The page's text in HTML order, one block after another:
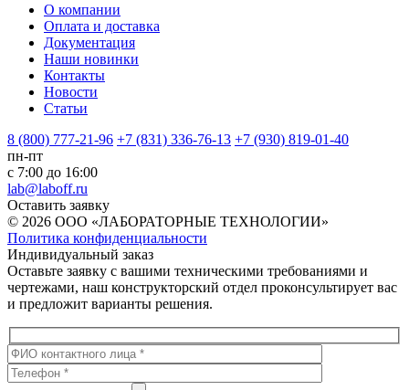
О компании
Оплата и доставка
Документация
Наши новинки
Контакты
Новости
Статьи
8 (800) 777-21-96 +7 (831) 336-76-13 +7 (930) 819-01-40
пн-пт
с 7:00 до 16:00
lab@laboff.ru
Оставить заявку
© 2026 ООО «ЛАБОРАТОРНЫЕ ТЕХНОЛОГИИ»
Политика конфиденциальности
Индивидуальный заказ
Оставьте заявку с вашими техническими требованиями и
чертежами, наш конструкторский отдел проконсультирует вас
и предложит варианты решения.